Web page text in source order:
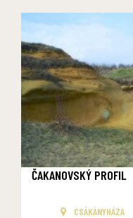
ČAKANOVSKÝ PROFIL
CSÁKÁNYHÁZA